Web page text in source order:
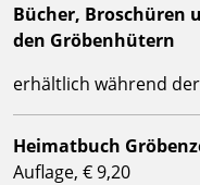
Bücher, Broschüren
den Gröbenhütern
erhältlich während
Heimatbuch
Auflage, € 9,20